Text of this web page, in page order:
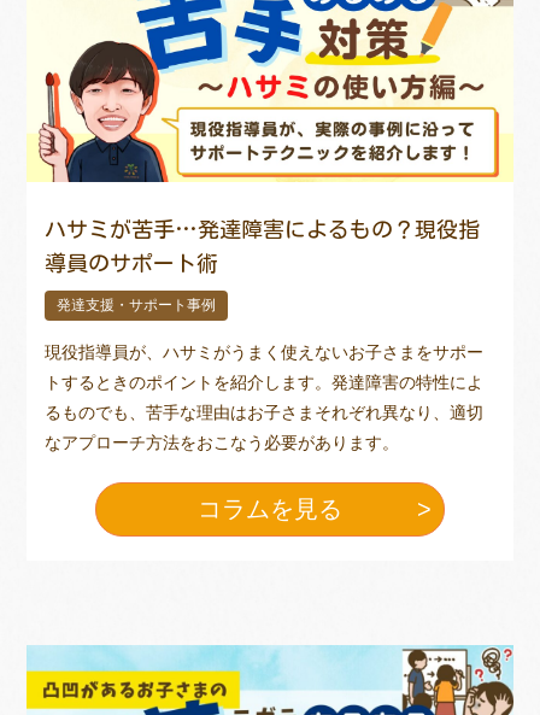
ハサミが苦手…発達障害によるもの？現役指
導員のサポート術
発達支援・サポート事例
現役指導員が、ハサミがうまく使えないお子さまをサポー
トするときのポイントを紹介します。発達障害の特性によ
るものでも、苦手な理由はお子さまそれぞれ異なり、適切
なアプローチ方法をおこなう必要があります。
コラムを見る